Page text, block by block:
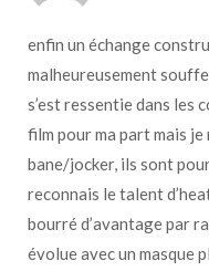
enfin un échange
malheureusement
s’est ressentie dans les
film pour ma part mais je
bane/jocker, ils sont
reconnais le talent
bourré d’avantage par
évolue avec un masque